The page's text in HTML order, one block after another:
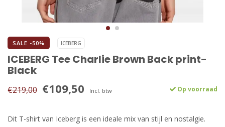
SALE -50% ICEBERG
ICEBERG Tee Charlie Brown Back print-
Black
€219,00 €109,50 Incl. btw Op voorraad
Dit T-shirt van Iceberg is een ideale mix van stijl en nostalgie.